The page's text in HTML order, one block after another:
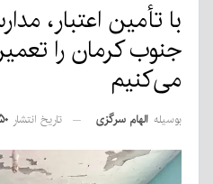
با تأمین اعتبار،
جنوب کرمان را
می‌کنیم
بوسیله الهام سرگزی تاریخ انتشار